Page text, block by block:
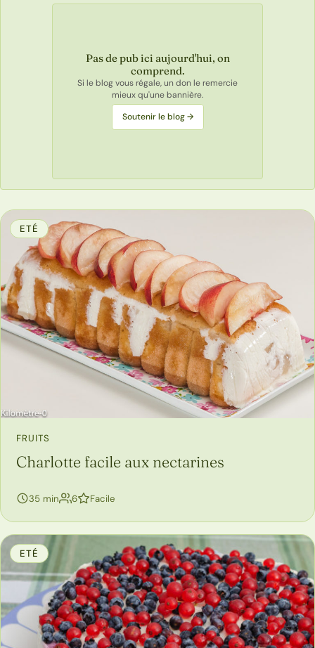
Pas de pub ici aujourd'hui, on
comprend.
Si le blog vous régale, un don le remercie
mieux qu'une bannière.
Soutenir le blog →
ETÉ
FRUITS
Charlotte facile aux nectarines
35 min 6personnes
Facile
ETÉ